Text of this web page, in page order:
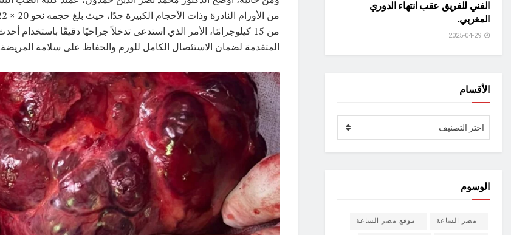
من 15 كيلوجرامًا، الأمر الذي استدعى تدخلاً جراحيًا دقيقًا باستخدام
المتقدمة لضمان الاستئصال الكامل للورم والحفاظ على سلامة
الفني للفريق عقب انتهاء الدوري
المغربي.
الأقسام
اختر التصنيف
الوسوم
مصر الساعة موقع مصر الساعة